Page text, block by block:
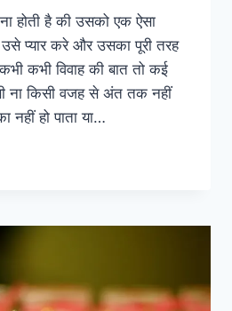
होती है की उसको एक ऐसा
प्यार करे और उसका पूरी तरह
कभी विवाह की बात तो कई
ना किसी वजह से अंत तक नहीं
नहीं हो पाता या…